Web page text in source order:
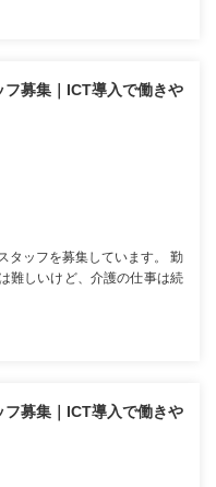
募集｜ICT導入で働きや
タッフを募集しています。 勤
難しいけど、介護の仕事は続
募集｜ICT導入で働きや